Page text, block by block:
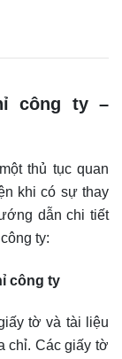
công ty –
thủ tục quan
khi có sự thay
dẫn chi tiết
ty:
công ty
tờ và tài liệu
chỉ. Các giấy tờ